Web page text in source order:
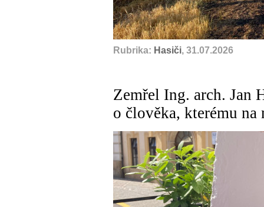
Rubrika: Hasiči, 31.07.2026
Zemřel Ing. arch. Jan
o člověka, kterému na